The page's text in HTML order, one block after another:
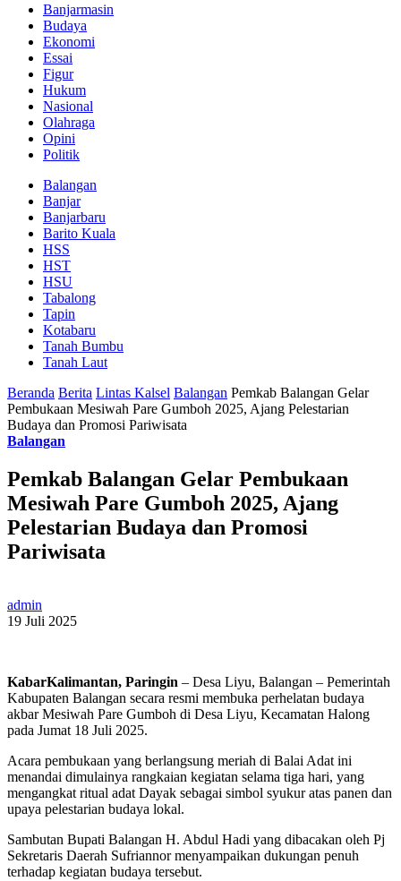
Banjarmasin
Budaya
Ekonomi
Essai
Figur
Hukum
Nasional
Olahraga
Opini
Politik
Balangan
Banjar
Banjarbaru
Barito Kuala
HSS
HST
HSU
Tabalong
Tapin
Kotabaru
Tanah Bumbu
Tanah Laut
Beranda Berita Lintas Kalsel Balangan Pemkab Balangan Gelar
Pembukaan Mesiwah Pare Gumboh 2025, Ajang Pelestarian
Budaya dan Promosi Pariwisata
Balangan
Pemkab Balangan Gelar Pembukaan
Mesiwah Pare Gumboh 2025, Ajang
Pelestarian Budaya dan Promosi
Pariwisata
admin
19 Juli 2025
KabarKalimantan, Paringin – Desa Liyu, Balangan – Pemerintah
Kabupaten Balangan secara resmi membuka perhelatan budaya
akbar Mesiwah Pare Gumboh di Desa Liyu, Kecamatan Halong
pada Jumat 18 Juli 2025.
Acara pembukaan yang berlangsung meriah di Balai Adat ini
menandai dimulainya rangkaian kegiatan selama tiga hari, yang
mengangkat ritual adat Dayak sebagai simbol syukur atas panen dan
upaya pelestarian budaya lokal.
Sambutan Bupati Balangan H. Abdul Hadi yang dibacakan oleh Pj
Sekretaris Daerah Sufriannor menyampaikan dukungan penuh
terhadap kegiatan budaya tersebut.